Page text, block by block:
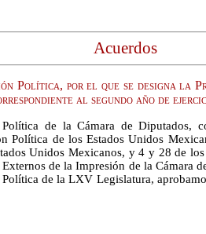
Acuerdos
Política, por el que se designa la
al segundo año de
de la Cámara de Diputados,
Política de los Estados Unidos
Unidos Mexicanos, y 4 y 28 de
de la Impresión de la Cámara
de la LXV Legislatura,